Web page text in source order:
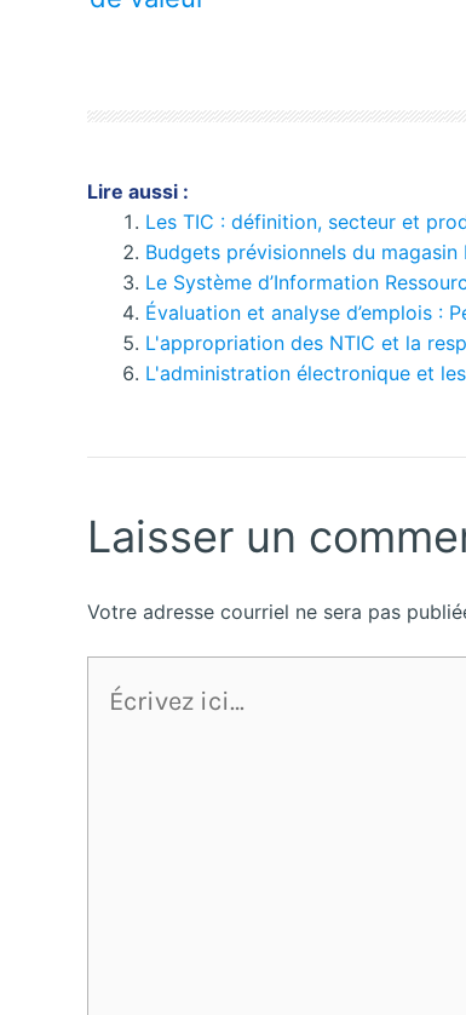
Lire aussi :
Les TIC : définition, secteur et
Budgets prévisionnels du
Le Système d’Information
Évaluation et analyse d’emplois :
L'appropriation des NTIC et la
L'administration électronique et
Laisser un
Votre adresse courriel ne sera pas
ici…